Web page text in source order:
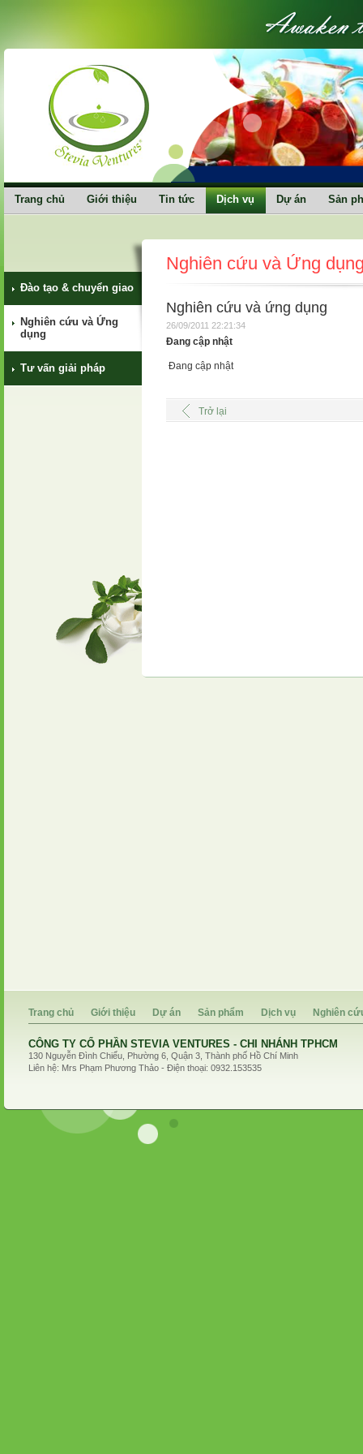
Trang chủ Giới thiệu Tin tức Dịch vụ Dự án Sản
Đào tạo & chuyển giao
Nghiên cứu và Ứng
dụng
Tư vấn giải pháp
Nghiên cứu và Ứng
Nghiên cứu và ứng dụng
26/09/2011 22:21:34
Đang cập nhật
Đang cập nhật
Trở lại
Trang chủ Giới thiệu Dự án Sản phẩm Dịch vụ Nghiên
CÔNG TY CỔ PHẦN STEVIA VENTURES - CHI NHÁNH TPHCM
130 Nguyễn Đình Chiểu, Phường 6, Quận 3, Thành phố Hồ Chí Minh
Liên hệ: Mrs Phạm Phương Thảo - Điện thoại: 0932.153535